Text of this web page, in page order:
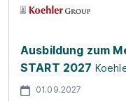
Ausbildung zum
START 2027
01.09.2027